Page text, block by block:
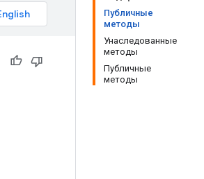
Публичные
методы
Унаследованные
методы
Публичные
методы